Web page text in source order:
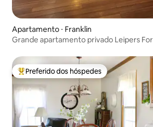
Apartamento ⋅ Franklin
Grande apartamento privado Leipers
Entre os melhores preferidos dos
Preferido dos hóspedes